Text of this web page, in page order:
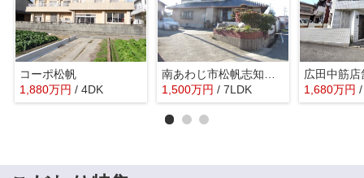
コーポ松帆
1,880万円 / 4DK
1,500万円 / 7LDK
広田中筋店
1,680万円